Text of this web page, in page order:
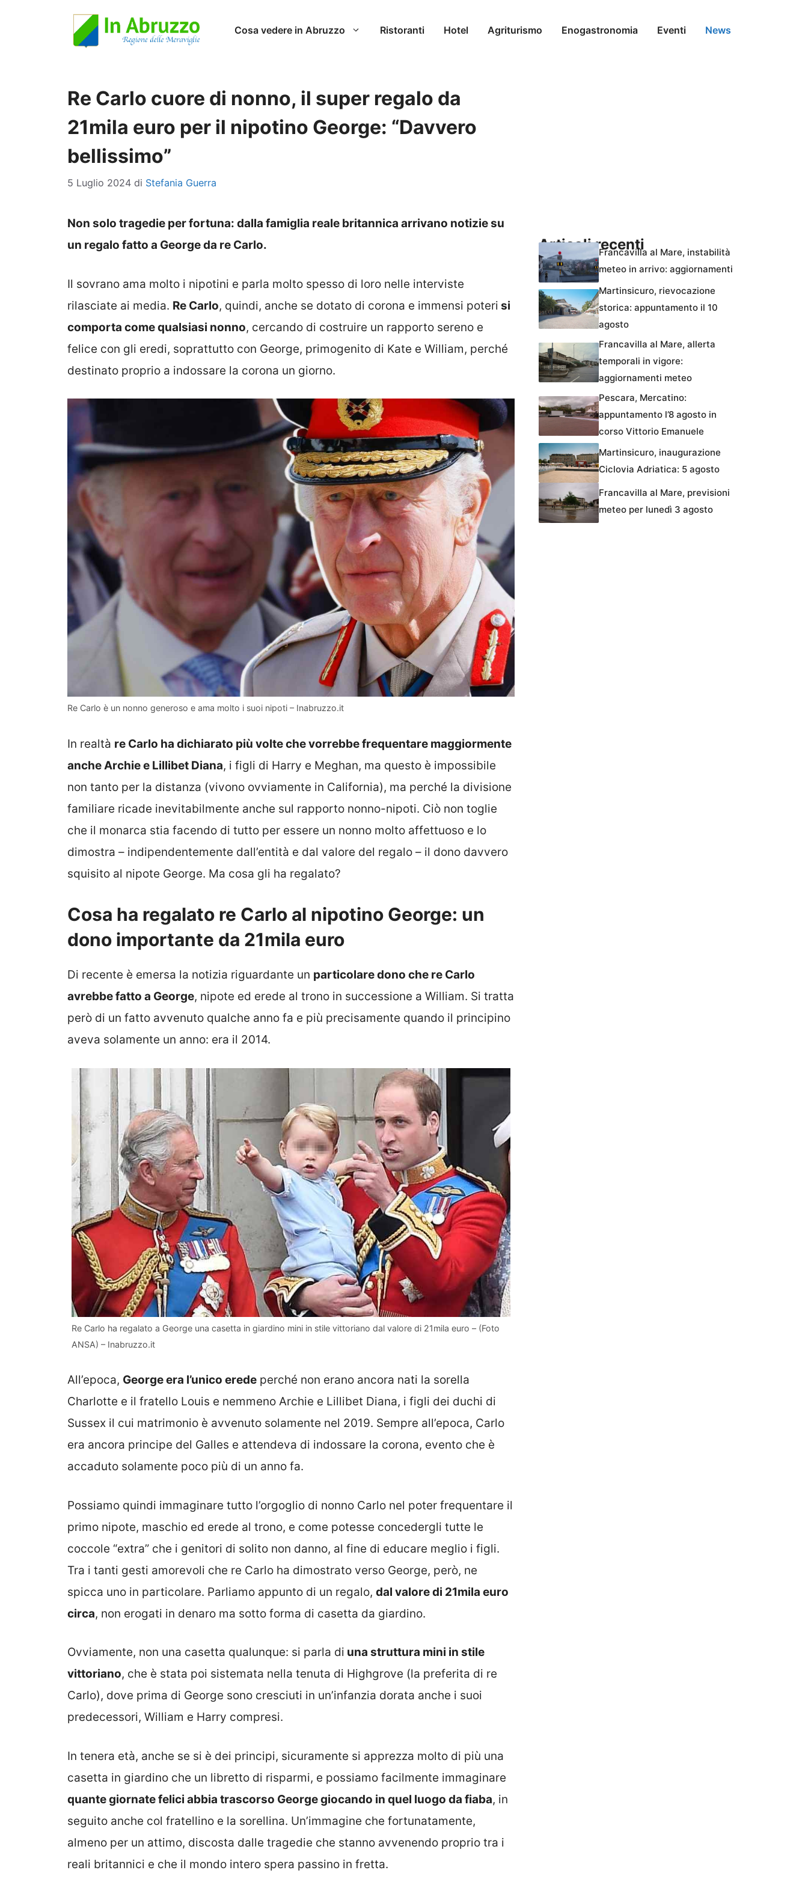
Cosa vedere in Abruzzo Ristoranti Hotel Agriturismo Enogastronomia Eventi News
Re Carlo cuore di nonno, il super regalo da
21mila euro per il nipotino George: “Davvero
bellissimo”
5 Luglio 2024 di Stefania Guerra
Non solo tragedie per fortuna: dalla famiglia reale britannica arrivano notizie su
un regalo fatto a George da re Carlo.
Il sovrano ama molto i nipotini e parla molto spesso di loro nelle interviste
rilasciate ai media. Re Carlo, quindi, anche se dotato di corona e immensi poteri si
comporta come qualsiasi nonno, cercando di costruire un rapporto sereno e
felice con gli eredi, soprattutto con George, primogenito di Kate e William, perché
destinato proprio a indossare la corona un giorno.
Re Carlo è un nonno generoso e ama molto i suoi nipoti – Inabruzzo.it
In realtà re Carlo ha dichiarato più volte che vorrebbe frequentare maggiormente
anche Archie e Lillibet Diana, i figli di Harry e Meghan, ma questo è impossibile
non tanto per la distanza (vivono ovviamente in California), ma perché la divisione
familiare ricade inevitabilmente anche sul rapporto nonno-nipoti. Ciò non toglie
che il monarca stia facendo di tutto per essere un nonno molto affettuoso e lo
dimostra – indipendentemente dall’entità e dal valore del regalo – il dono davvero
squisito al nipote George. Ma cosa gli ha regalato?
Cosa ha regalato re Carlo al nipotino George: un
dono importante da 21mila euro
Di recente è emersa la notizia riguardante un particolare dono che re Carlo
avrebbe fatto a George, nipote ed erede al trono in successione a William. Si tratta
però di un fatto avvenuto qualche anno fa e più precisamente quando il principino
aveva solamente un anno: era il 2014.
Re Carlo ha regalato a George una casetta in giardino mini in stile vittoriano dal valore di 21mila euro – (Foto
ANSA) – Inabruzzo.it
All’epoca, George era l’unico erede perché non erano ancora nati la sorella
Charlotte e il fratello Louis e nemmeno Archie e Lillibet Diana, i figli dei duchi di
Sussex il cui matrimonio è avvenuto solamente nel 2019. Sempre all’epoca, Carlo
era ancora principe del Galles e attendeva di indossare la corona, evento che è
accaduto solamente poco più di un anno fa.
Possiamo quindi immaginare tutto l’orgoglio di nonno Carlo nel poter frequentare il
primo nipote, maschio ed erede al trono, e come potesse concedergli tutte le
coccole “extra” che i genitori di solito non danno, al fine di educare meglio i figli.
Tra i tanti gesti amorevoli che re Carlo ha dimostrato verso George, però, ne
spicca uno in particolare. Parliamo appunto di un regalo, dal valore di 21mila euro
circa, non erogati in denaro ma sotto forma di casetta da giardino.
Ovviamente, non una casetta qualunque: si parla di una struttura mini in stile
vittoriano, che è stata poi sistemata nella tenuta di Highgrove (la preferita di re
Carlo), dove prima di George sono cresciuti in un’infanzia dorata anche i suoi
predecessori, William e Harry compresi.
In tenera età, anche se si è dei principi, sicuramente si apprezza molto di più una
casetta in giardino che un libretto di risparmi, e possiamo facilmente immaginare
quante giornate felici abbia trascorso George giocando in quel luogo da fiaba, in
seguito anche col fratellino e la sorellina. Un’immagine che fortunatamente,
almeno per un attimo, discosta dalle tragedie che stanno avvenendo proprio tra i
reali britannici e che il mondo intero spera passino in fretta.
Articoli recentiFrancavilla al Mare, instabilità
meteo in arrivo: aggiornamenti
Martinsicuro, rievocazione
storica: appuntamento il 10
agosto
Francavilla al Mare, allerta
temporali in vigore:
aggiornamenti meteo
Pescara, Mercatino:
appuntamento l’8 agosto in
corso Vittorio Emanuele
Martinsicuro, inaugurazione
Ciclovia Adriatica: 5 agosto
Francavilla al Mare, previsioni
meteo per lunedì 3 agosto